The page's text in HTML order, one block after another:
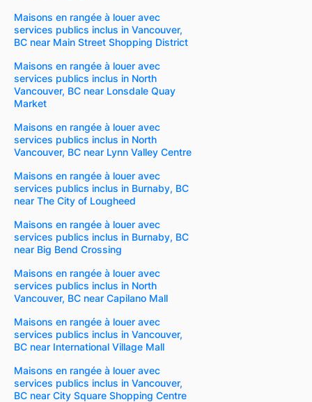
Maisons en rangée à louer avec
services publics inclus in Vancouver,
BC near Main Street Shopping District
Maisons en rangée à louer avec
services publics inclus in North
Vancouver, BC near Lonsdale Quay
Market
Maisons en rangée à louer avec
services publics inclus in North
Vancouver, BC near Lynn Valley Centre
Maisons en rangée à louer avec
services publics inclus in Burnaby, BC
near The City of Lougheed
Maisons en rangée à louer avec
services publics inclus in Burnaby, BC
near Big Bend Crossing
Maisons en rangée à louer avec
services publics inclus in North
Vancouver, BC near Capilano Mall
Maisons en rangée à louer avec
services publics inclus in Vancouver,
BC near International Village Mall
Maisons en rangée à louer avec
services publics inclus in Vancouver,
BC near City Square Shopping Centre